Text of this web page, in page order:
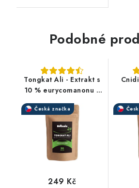
Podobné
Tongkat Ali - Extrakt s
10 % eurycomanonu v
Česká značka
249 Kč